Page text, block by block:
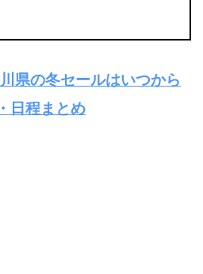
県の冬セールはいつから
日程まとめ